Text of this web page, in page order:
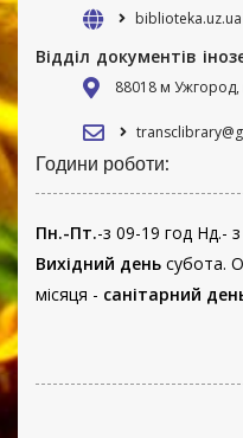
biblioteka.uz.ua
Відділ документів
88018 м Ужгород,
Години роботи:
Пн.-Пт.-з 09-19 год Нд.-
Вихідний день субота.
місяця - санітарний